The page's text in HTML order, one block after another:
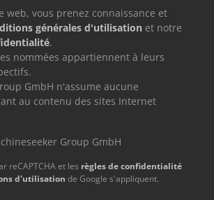
web, vous prenez connaissance et
générales d'utilisation et notre
.
nommées appartiennent à leurs
GmbH n'assume aucune
au contenu des sites Internet
Group GmbH
reCAPTCHA et les règles de confidentialité
d'utilisation de Google s'appliquent.